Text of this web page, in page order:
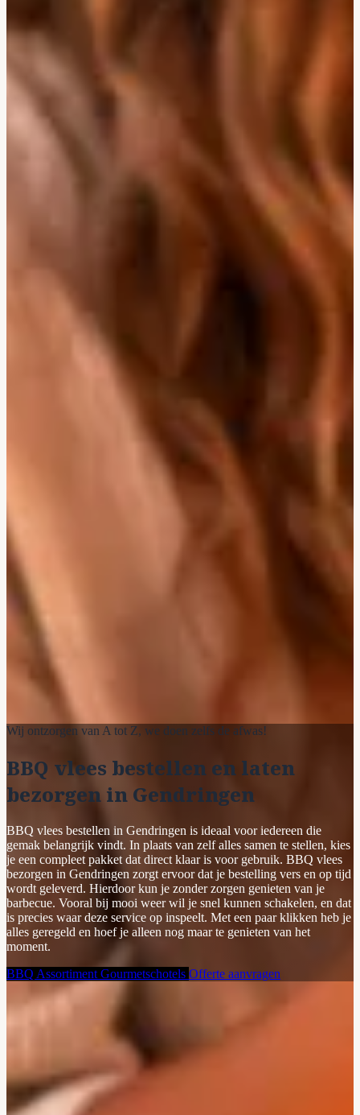
Wij ontzorgen van A tot Z, we doen zelfs de afwas!
BBQ vlees bestellen en laten
bezorgen in Gendringen
BBQ vlees bestellen in Gendringen is ideaal voor iedereen die
gemak belangrijk vindt. In plaats van zelf alles samen te stellen, kies
je een compleet pakket dat direct klaar is voor gebruik. BBQ vlees
bezorgen in Gendringen zorgt ervoor dat je bestelling vers en op tijd
wordt geleverd. Hierdoor kun je zonder zorgen genieten van je
barbecue. Vooral bij mooi weer wil je snel kunnen schakelen, en dat
is precies waar deze service op inspeelt. Met een paar klikken heb je
alles geregeld en hoef je alleen nog maar te genieten van het
moment.
BBQ Assortiment Gourmetschotels Offerte aanvragen